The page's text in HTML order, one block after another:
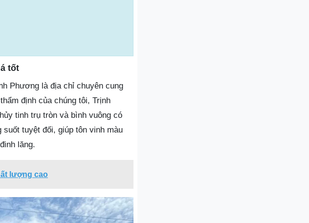
tốt
Phương là địa chỉ chuyên cung
định của chúng tôi, Trịnh
tinh trụ tròn và bình vuông có
tuyệt đối, giúp tôn vinh màu
lăng.
lượng cao